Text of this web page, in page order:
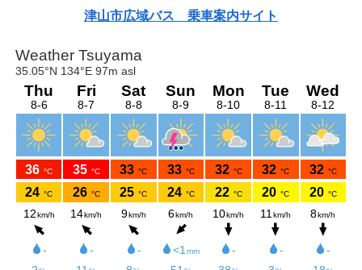
津山市広域バス 乗車案内サイト